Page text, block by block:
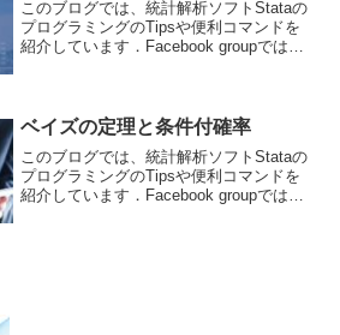
このブログでは、統計解析ソフトStataの
プログラミングのTipsや便利コマンドを
紹介しています．Facebook groupでは、
立...
ベイズの定理と条件付確率
このブログでは、統計解析ソフトStataの
プログラミングのTipsや便利コマンドを
紹介しています．Facebook groupでは、